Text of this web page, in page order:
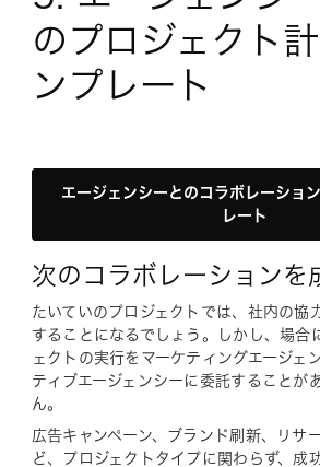
のプロジェクト
ンプレート
エージェンシーとのコラボレーショ
レート
次のコラボレーションを
たいていのプロジェクトでは、社内の協
することになるでしょう。しかし、場合
ェクトの実行をマーケティングエージェ
ティブエージェンシーに委託することが
ん。
広告キャンペーン、ブランド刷新、リサ
ど、プロジェクトタイプに関わらず、成